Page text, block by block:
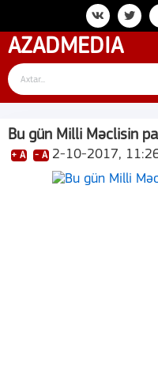
AZADMEDIA
Bu gün Milli Məclisin
+ A - A 2-10-2017,